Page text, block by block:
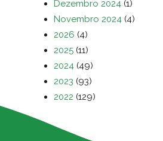
Dezembro 2024 (1)
Novembro 2024 (4)
2026 (4)
2025 (11)
2024 (49)
2023 (93)
2022 (129)